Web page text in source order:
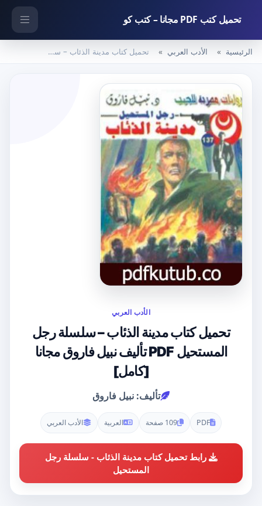
تحميل كتب PDF مجانا – كتب كو
الرئيسية الأدب العربي تحميل كتاب مدينة الذئاب – سلسلة رجل المستحيل PDF تأليف نبيل فاروق مجانا [كامل]
الأدب العربي
تحميل كتاب مدينة الذئاب – سلسلة رجل
المستحيل PDF تأليف نبيل فاروق مجانا
[كامل]
تأليف: نبيل فاروق
PDF 109 صفحة العربية الأدب العربي
رابط تحميل كتاب مدينة الذئاب - سلسلة رجل
المستحيل